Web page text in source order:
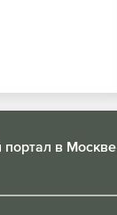
портал в Москве